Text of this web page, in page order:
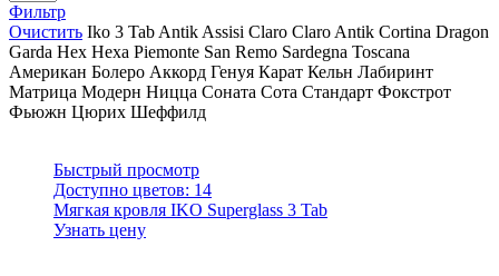
Фильтр
Очистить Iko 3 Tab Antik Assisi Claro Claro Antik Cortina Dragon
Garda Hex Hexa Piemonte San Remo Sardegna Toscana
Американ Болеро Аккорд Генуя Карат Кельн Лабиринт
Матрица Модерн Ницца Соната Сота Стандарт Фокстрот
Фьюжн Цюрих Шеффилд
Быстрый просмотр
Доступно цветов: 14
Мягкая кровля IKO Superglass 3 Tab
Узнать цену